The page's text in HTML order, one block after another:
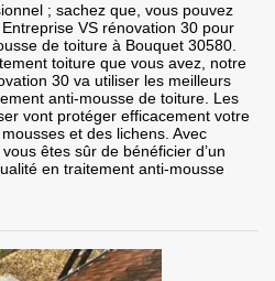
; sachez que, vous pouvez
VS rénovation 30 pour
de toiture à Bouquet 30580.
toiture que vous avez, notre
30 va utiliser les meilleurs
anti-mousse de toiture. Les
vont protéger efficacement votre
et des lichens. Avec
êtes sûr de bénéficier d’un
en traitement anti-mousse